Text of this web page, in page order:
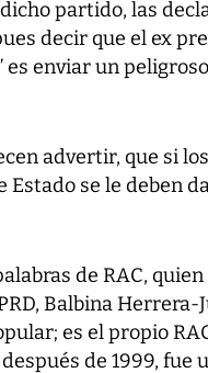
partido, las
decir que el ex
es enviar un
advertir, que si
se le deben
de RAC,
Balbina Herrera-
es el propio
de 1999, fue